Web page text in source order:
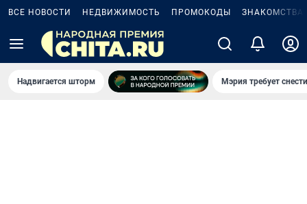
ВСЕ НОВОСТИ НЕДВИЖИМОСТЬ ПРОМОКОДЫ ЗНАКОМСТВА
Надвигается шторм Мэрия требует